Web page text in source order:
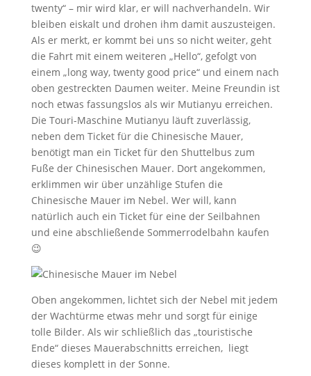
twenty“ – mir wird klar, er will nachverhandeln. Wir
bleiben eiskalt und drohen ihm damit auszusteigen.
Als er merkt, er kommt bei uns so nicht weiter, geht
die Fahrt mit einem weiteren „Hello“, gefolgt von
einem „long way, twenty good price“ und einem nach
oben gestreckten Daumen weiter. Meine Freundin ist
noch etwas fassungslos als wir Mutianyu erreichen.
Die Touri-Maschine Mutianyu läuft zuverlässig,
neben dem Ticket für die Chinesische Mauer,
benötigt man ein Ticket für den Shuttelbus zum
Fuße der Chinesischen Mauer. Dort angekommen,
erklimmen wir über unzählige Stufen die
Chinesische Mauer im Nebel. Wer will, kann
natürlich auch ein Ticket für eine der Seilbahnen
und eine abschließende Sommerrodelbahn kaufen
😉
Oben angekommen, lichtet sich der Nebel mit jedem
der Wachtürme etwas mehr und sorgt für einige
tolle Bilder. Als wir schließlich das „touristische
Ende“ dieses Mauerabschnitts erreichen, liegt
dieses komplett in der Sonne.